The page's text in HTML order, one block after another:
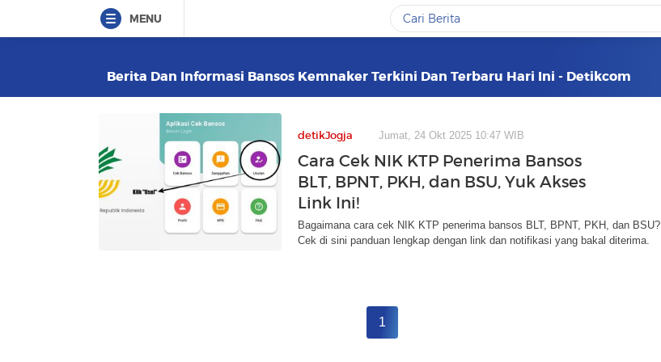
MENU
Berita Dan Informasi Bansos Kemnaker Terkini Dan Terbaru Hari Ini - Detikcom
detikJogja Jumat, 24 Okt 2025 10:47 WIB
Cara Cek NIK KTP Penerima Bansos
BLT, BPNT, PKH, dan BSU, Yuk Akses
Link Ini!
Bagaimana cara cek NIK KTP penerima bansos BLT, BPNT, PKH, dan BSU?
Cek di sini panduan lengkap dengan link dan notifikasi yang bakal diterima.
1